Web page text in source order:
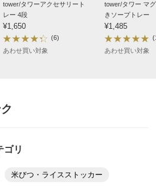
tower/タワーアクセサリート
レー 4段
¥1,650
(6)
あわせ買い対象
tower/タワー マ
きソープトレー
¥1,485
あわせ買い対象
ゴリ
米びつ・ライスストッカー